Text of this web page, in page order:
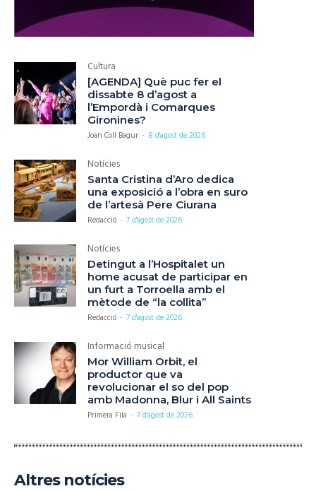
Cultura
[AGENDA] Què puc fer el
dissabte 8 d’agost a
l’Empordà i Comarques
Gironines?
Joan Coll Bagur - 8 d'agost de 2026
Notícies
Santa Cristina d’Aro dedica
una exposició a l’obra en suro
de l’artesà Pere Ciurana
Redacció - 7 d'agost de 2026
Notícies
Detingut a l’Hospitalet un
home acusat de participar en
un furt a Torroella amb el
mètode de “la collita”
Redacció - 7 d'agost de 2026
Informació musical
Mor William Orbit, el
productor que va
revolucionar el so del pop
amb Madonna, Blur i All Saints
Primera Fila - 7 d'agost de 2026
Altres notícies